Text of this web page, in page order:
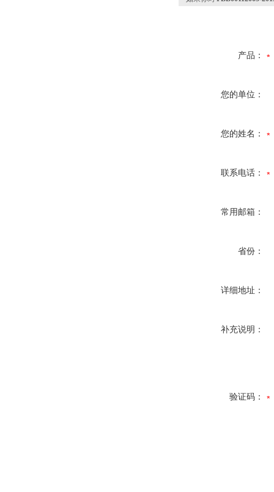
产品：
您的单位：
您的姓名：
联系电话：
常用邮箱：
省份：
详细地址：
补充说明：
验证码：